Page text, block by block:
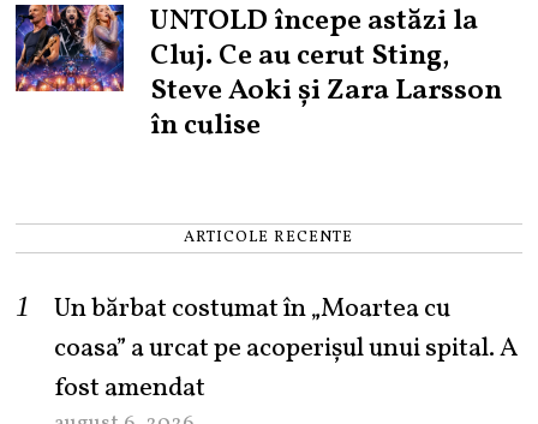
UNTOLD începe astăzi la
Cluj. Ce au cerut Sting,
Steve Aoki și Zara Larsson
în culise
ARTICOLE RECENTE
Un bărbat costumat în „Moartea cu
coasa” a urcat pe acoperișul unui spital. A
fost amendat